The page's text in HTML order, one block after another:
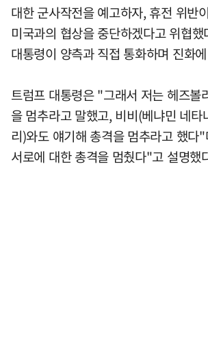
대한 군사작전을 예고하자, 휴전 위반
미국과의 협상을 중단하겠다고 위협
대통령이 양측과 직접 통화하며 진화
트럼프 대통령은 "그래서 저는 헤즈볼
을 멈추라고 말했고, 비비(베냐민 네타
리)와도 얘기해 총격을 멈추라고 했다
서로에 대한 총격을 멈췄다"고 설명했